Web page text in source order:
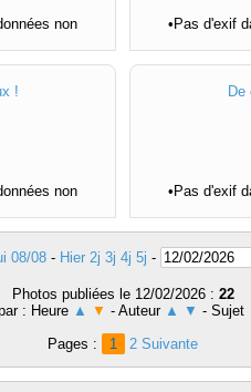
non
•Pas d'exif
!
non
De
•Pas d'exif
08/08 - Hier 2j 3j 4j 5j -
Photos publiées le 12/02/2026 : 22
: Heure ▲ ▼ - Auteur ▲ ▼ - Sujet
Pages :
1 2 Suivante